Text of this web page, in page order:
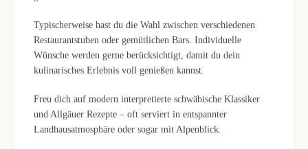
Typischerweise hast du die Wahl zwischen verschiedenen
Restaurantstuben oder gemütlichen Bars. Individuelle
Wünsche werden gerne berücksichtigt, damit du dein
kulinarisches Erlebnis voll genießen kannst.
Freu dich auf modern interpretierte schwäbische Klassiker
und Allgäuer Rezepte – oft serviert in entspannter
Landhausatmosphäre oder sogar mit Alpenblick.